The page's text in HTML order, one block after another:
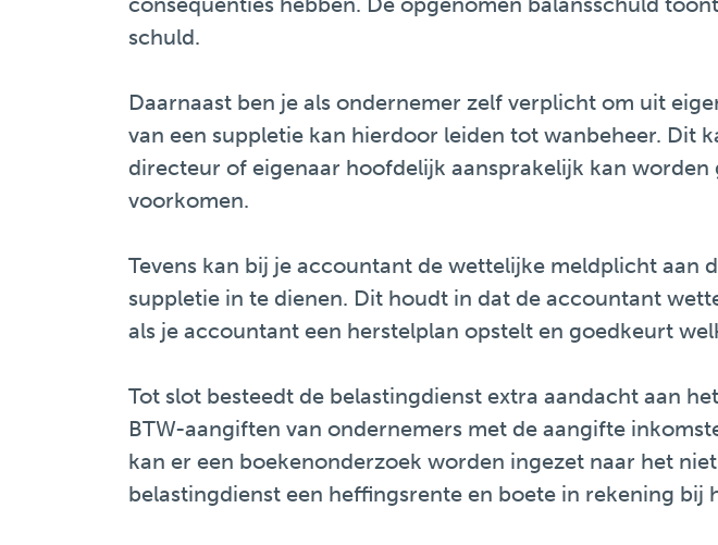
schuld.
Daarnaast ben je als ondernemer zelf verplicht om uit
van een suppletie kan hierdoor leiden tot wanbeheer. Dit
directeur of eigenaar hoofdelijk aansprakelijk kan
voorkomen.
Tevens kan bij je accountant de wettelijke meldplicht aan
suppletie in te dienen. Dit houdt in dat de accountant
als je accountant een herstelplan opstelt en goedkeurt
Tot slot besteedt de belastingdienst extra aandacht aan
BTW-aangiften van ondernemers met de aangifte
kan er een boekenonderzoek worden ingezet naar het
belastingdienst een heffingsrente en boete in rekening bij